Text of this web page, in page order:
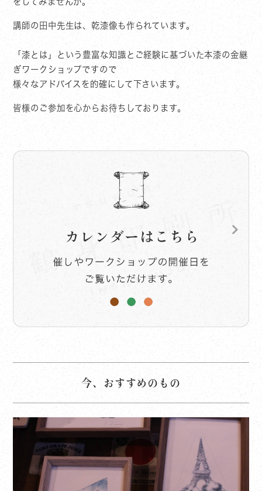
講師の田中先生は、乾漆像も作られています。
「漆とは」という豊富な知識とご経験に基づいた本漆の金継
ぎワークショップですので
様々なアドバイスを的確にして下さいます。
皆様のご参加を心からお待ちしております。
今、おすすめのもの